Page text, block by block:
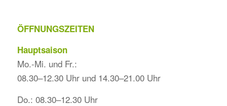
ÖFFNUNGSZEITEN
Hauptsaison
Mo.-Mi. und Fr.:
08.30–12.30 Uhr und 14.30–21.00 Uhr
Do.: 08.30–12.30 Uhr